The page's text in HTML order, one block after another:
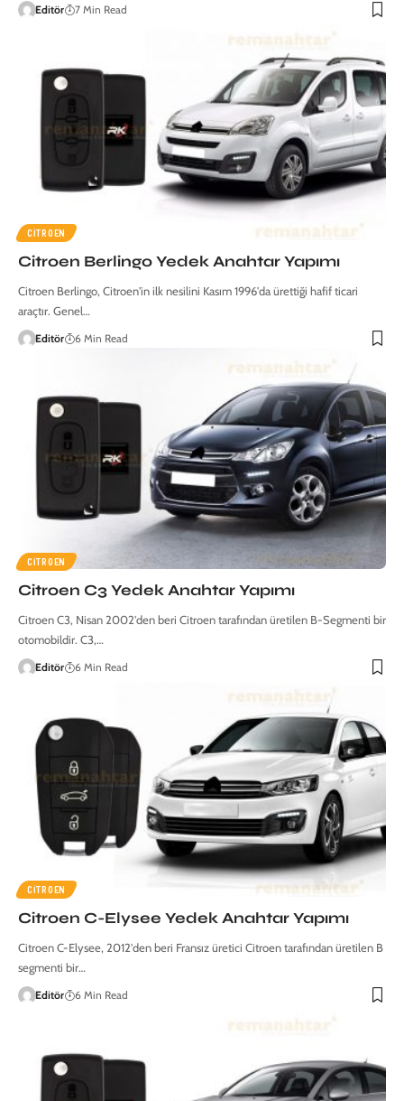
Editör 7 Min Read
CITROEN
Citroen Berlingo Yedek Anahtar Yapımı
Citroen Berlingo, Citroen'in ilk nesilini Kasım 1996'da ürettiği hafif ticari
araçtır. Genel…
Editör 6 Min Read
CITROEN
Citroen C3 Yedek Anahtar Yapımı
Citroen C3, Nisan 2002'den beri Citroen tarafından üretilen B-Segmenti bir
otomobildir. C3,…
Editör 6 Min Read
CITROEN
Citroen C-Elysee Yedek Anahtar Yapımı
Citroen C-Elysee, 2012'den beri Fransız üretici Citroen tarafından üretilen B
segmenti bir…
Editör 6 Min Read